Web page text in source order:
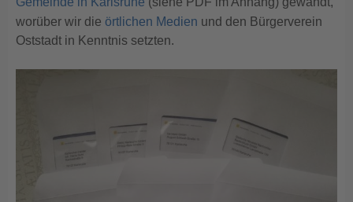
worüber wir die örtlichen Medien und den Bürgerverein
Oststadt in Kenntnis setzten.